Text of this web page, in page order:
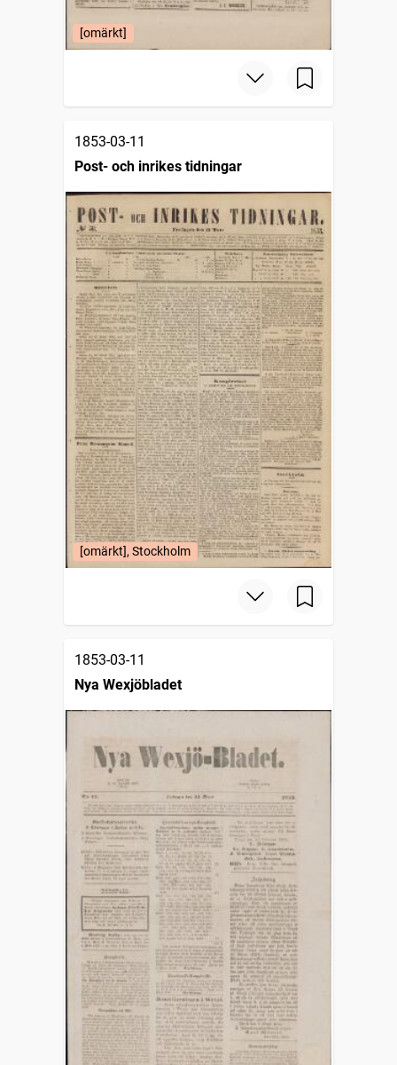
[omärkt]
1853-03-11
Post- och inrikes tidningar
[omärkt], Stockholm
1853-03-11
Nya Wexjöbladet